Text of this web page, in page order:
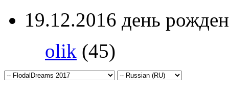
19.12.2016 день
olik (45)